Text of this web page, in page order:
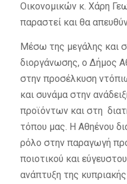
Οικονομικών κ. Xάρη
παραστεί και θα
Μέσω της μεγάλης και
διοργάνωσης, ο Δήμος
στην προσέλκυση
και συνάμα στην
προϊόντων και στη
τόπου μας. Η Αθηένου
ρόλο στην παραγωγή
ποιοτικού και
ανάπτυξη της